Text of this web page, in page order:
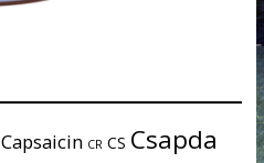
Capsaicin CR CS Csapda